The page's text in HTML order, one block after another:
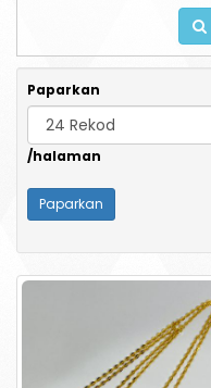
Paparkan
/halaman